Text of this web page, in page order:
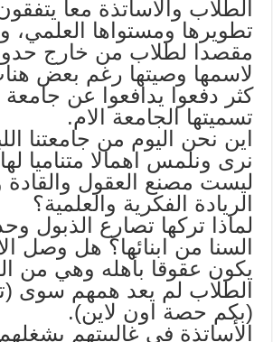
الطلاب والأساتذة معا
تطويرها ومستواها العلمي،
مقصدا لطلاب من خارج
لاسمها وصيتها رغم بعض
كثر دفعوا يدافعوا عن
تسميتها الجامعة الام.
اين نحن اليوم من جامعتنا
نرى ونلمس اهمالا متناميا
ليست مصنع العقول
الريادة الفكرية والعلمية؟
لماذا تركها تصارع الذبول
السنا من ابنائها؟ هل وصل
يكون عقوقا بأهله وهي من
الطلاب لم يعد همهم سوى
(بكم حصة اون لاين).
الأساتذة في غالبيتهم